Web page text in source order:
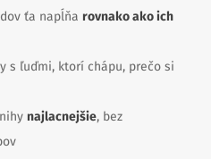
ťa napĺňa rovnako ako ich
s ľuďmi, ktorí chápu, prečo si
najlacnejšie, bez